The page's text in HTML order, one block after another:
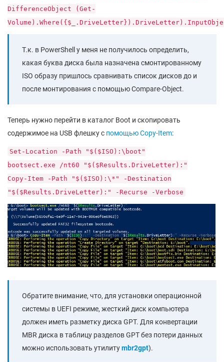
DifferenceObject (Get-
Т.к. в PowerShell у меня не получилось определить,
какая буква диска была назначена смонтированному
ISO образу пришлось сравнивать список дисков до и
после монтирования с помощью Compare-Object.
Теперь нужно перейти в каталог Boot и скопировать
содержимое на USB флешку с помощью Copy-Item:
Set-Location -Path "$($ISO):\boot"
bootsect.exe /nt60 "$($Results.DriveLetter):"
Copy-Item -Path "$($ISO):\*" -Destination
"$($Results.DriveLetter):" -Recurse -Verbose
Обратите внимание, что, для установки операционной
системы в UEFI режиме, жесткий диск компьютера
должен иметь разметку диска GPT. Для конвертации
MBR диска в таблицу разделов GPT без потери данных
можно использовать утилитуmbr2gpt).